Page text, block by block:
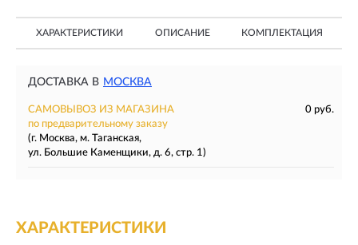
ХАРАКТЕРИСТИКИ ОПИСАНИЕ КОМПЛЕКТАЦИЯ
ДОСТАВКА В МОСКВА
САМОВЫВОЗ ИЗ МАГАЗИНА
0 руб.
по предварительному заказу
(г. Москва, м. Таганская,
ул. Большие Каменщики, д. 6, стр. 1)
ХАРАКТЕРИСТИКИ